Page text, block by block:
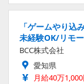
「ゲームやり
未経験OK/リモ
BCC株式会社
愛知県
月給40万